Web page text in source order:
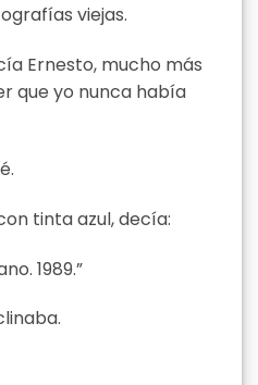
viejas.
Ernesto, mucho más
que yo nunca había
tinta azul, decía:
1989.”